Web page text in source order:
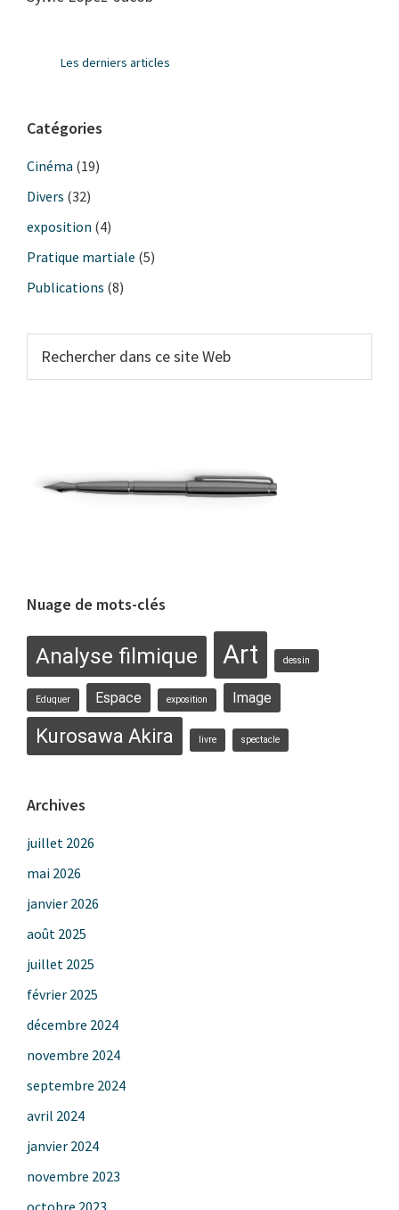
Barre
principale
Les derniers articles
Catégories
Cinéma (19)
Divers (32)
exposition (4)
Pratique martiale (5)
Publications (8)
dans
Nuage de mots-clés
Analyse filmique Art dessin
Eduquer Espace exposition Image
Kurosawa Akira livre spectacle
Archives
juillet 2026
mai 2026
janvier 2026
août 2025
juillet 2025
février 2025
décembre 2024
novembre 2024
septembre 2024
avril 2024
janvier 2024
novembre 2023
octobre 2023